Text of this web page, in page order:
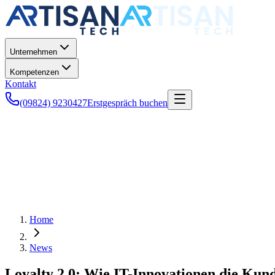
Unternehmen
Kompetenzen
Kontakt
(09824) 9230427Erstgespräch buchen
Home
News